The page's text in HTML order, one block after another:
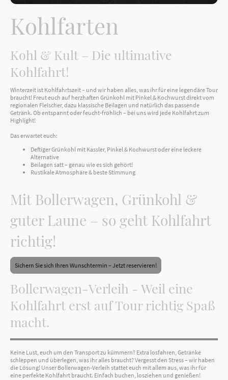
Kohlfarten
Kohl & Kult – Die ultimative
Kohlfahrt!
Winterzeit ist Kohlfahrtszeit – und wir haben alles, was ihr für eine legendäre Tour
braucht! Freut euch auf herzhaften Grünkohl mit Pinkel & Kochwurst direkt vom
regionalen Fleischer, dazu klassische Beilagen und natürlich das passende
Getränk. Ob entspannt oder feucht-fröhlich – bei uns wird jede Kohlfahrt zum
Highlight!
Das erwartet euch:
Deftiger Grünkohl mit Kassler, Pinkel & Kochwurst oder eine leckere
Alternative
Beilagen satt – genau wie es sich gehört!
Rustikale Atmosphäre & beste Stimmung
Mit Bollerwagen, Grünkohl &
guter Laune – so geht Kohlfahrt
richtig!
Sichern Sie sich Ihren Wunschtermin – Jetzt reservieren!
Bollerwagen-Verleih - Weil eine
Kohlfahrt erst auf Tour richtig Spaß
macht.
Keine Lust, euch um den Transport zu kümmern? Extra losfahren, Getränke
schleppen und überlegen, was ihr alles braucht? Vergesst den Stress – wir haben
die Lösung! Unser Bollerwagen-Verleih stattet euch mit allem aus, was ihr für
eine perfekte Kohlfahrt braucht. Einfach buchen, losziehen und genießen!